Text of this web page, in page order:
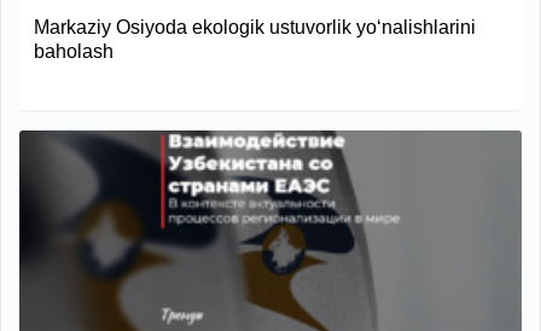
Markaziy Osiyoda ekologik ustuvorlik yo‘nalishlarini
baholash